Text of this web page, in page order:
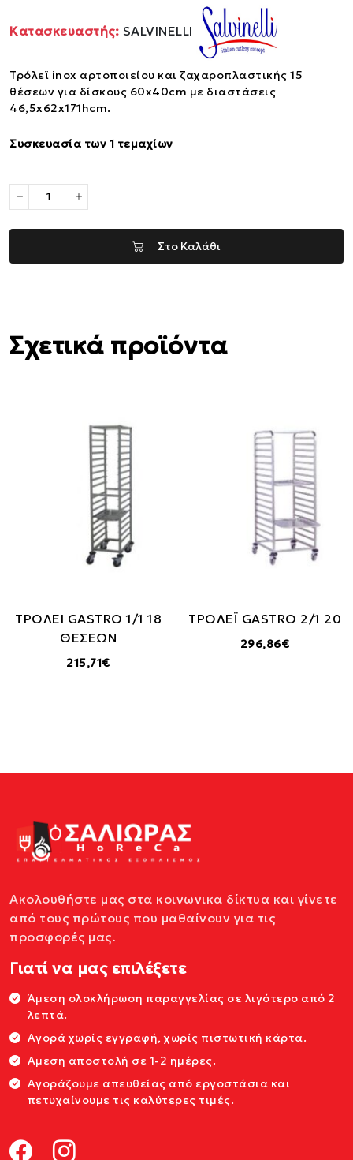
Κατασκευαστής: SALVINELLI
Τρόλεϊ inox αρτοποιείου και ζαχαροπλαστικής 15
θέσεων για δίσκους 60x40cm με διαστάσεις
46,5x62x171hcm.
Συσκευασία των 1 τεμαχίων
Στο Καλάθι
Σχετικά προϊόντα
ΤΡΟΛΕΙ GASTRO 1/1 18
ΘΕΣΕΩΝ
215,71€
ΤΡΟΛΕΪ GASTRO 2/1 20
296,86€
Ακολουθήστε μας στα κοινωνικα δίκτυα και γίνετε
από τους πρώτους που μαθαίνουν για τις
προσφορές μας.
Γιατί να μας επιλέξετε
Άμεση ολοκλήρωση παραγγελίας σε λιγότερο από 2
λεπτά.
Αγορά χωρίς εγγραφή, χωρίς πιστωτική κάρτα.
Αμεση αποστολή σε 1-2 ημέρες.
Αγοράζουμε απευθείας από εργοστάσια και
πετυχαίνουμε τις καλύτερες τιμές.